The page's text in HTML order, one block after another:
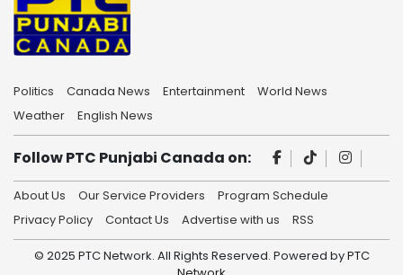
Politics Canada News Entertainment
World News
Weather
English News
Follow PTC Punjabi Canada on:
About Us Our Service Providers
Program Schedule
Privacy Policy
Contact Us Advertise with us RSS
© 2025 PTC Network. All Rights Reserved. Powered byPTC